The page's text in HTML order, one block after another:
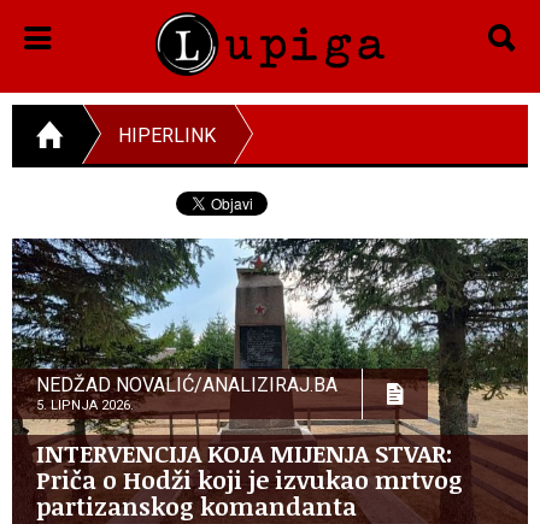
HIPERLINK
NEDŽAD NOVALIĆ/ANALIZIRAJ.BA
5. LIPNJA 2026.
INTERVENCIJA KOJA MIJENJA STVAR:
Priča o Hodži koji je izvukao mrtvog
partizanskog komandanta